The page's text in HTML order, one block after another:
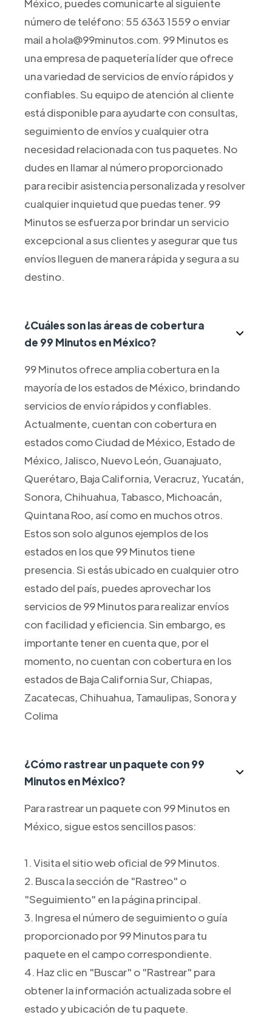
México, puedes comunicarte al siguiente
número de teléfono: 55 6363 1559 o enviar
mail a hola@99minutos.com. 99 Minutos es
una empresa de paquetería líder que ofrece
una variedad de servicios de envío rápidos y
confiables. Su equipo de atención al cliente
está disponible para ayudarte con consultas,
seguimiento de envíos y cualquier otra
necesidad relacionada con tus paquetes. No
dudes en llamar al número proporcionado
para recibir asistencia personalizada y resolver
cualquier inquietud que puedas tener. 99
Minutos se esfuerza por brindar un servicio
excepcional a sus clientes y asegurar que tus
envíos lleguen de manera rápida y segura a su
destino.
¿Cuáles son las áreas de cobertura
de 99 Minutos en México?
99 Minutos ofrece amplia cobertura en la
mayoría de los estados de México, brindando
servicios de envío rápidos y confiables.
Actualmente, cuentan con cobertura en
estados como Ciudad de México, Estado de
México, Jalisco, Nuevo León, Guanajuato,
Querétaro, Baja California, Veracruz, Yucatán,
Sonora, Chihuahua, Tabasco, Michoacán,
Quintana Roo, así como en muchos otros.
Estos son solo algunos ejemplos de los
estados en los que 99 Minutos tiene
presencia. Si estás ubicado en cualquier otro
estado del país, puedes aprovechar los
servicios de 99 Minutos para realizar envíos
con facilidad y eficiencia. Sin embargo, es
importante tener en cuenta que, por el
momento, no cuentan con cobertura en los
estados de Baja California Sur, Chiapas,
Zacatecas, Chihuahua, Tamaulipas, Sonora y
Colima
¿Cómo rastrear un paquete con 99
Minutos en México?
Para rastrear un paquete con 99 Minutos en
México, sigue estos sencillos pasos:
1. Visita el sitio web oficial de 99 Minutos.
2. Busca la sección de "Rastreo" o
"Seguimiento" en la página principal.
3. Ingresa el número de seguimiento o guía
proporcionado por 99 Minutos para tu
paquete en el campo correspondiente.
4. Haz clic en "Buscar" o "Rastrear" para
obtener la información actualizada sobre el
estado y ubicación de tu paquete.